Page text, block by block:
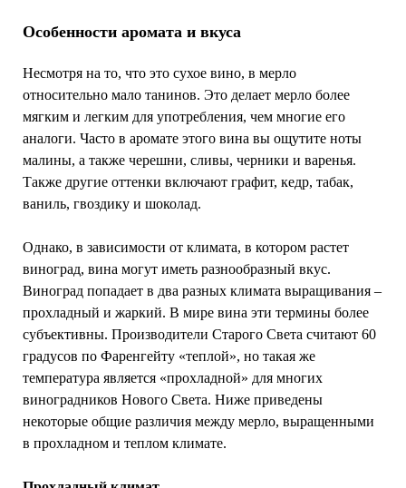
Особенности аромата и вкуса
Несмотря на то, что это сухое вино, в мерло
относительно мало танинов. Это делает мерло более
мягким и легким для употребления, чем многие его
аналоги. Часто в аромате этого вина вы ощутите ноты
малины, а также черешни, сливы, черники и варенья.
Также другие оттенки включают графит, кедр, табак,
ваниль, гвоздику и шоколад.
Однако, в зависимости от климата, в котором растет
виноград, вина могут иметь разнообразный вкус.
Виноград попадает в два разных климата выращивания –
прохладный и жаркий. В мире вина эти термины более
субъективны. Производители Старого Света считают 60
градусов по Фаренгейту «теплой», но такая же
температура является «прохладной» для многих
виноградников Нового Света. Ниже приведены
некоторые общие различия между мерло, выращенными
в прохладном и теплом климате.